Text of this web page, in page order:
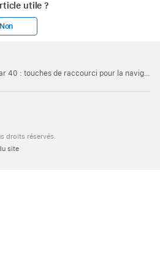
utile ?
Non
touches de raccourci pour la navigation VoiceOver
droits réservés.
site